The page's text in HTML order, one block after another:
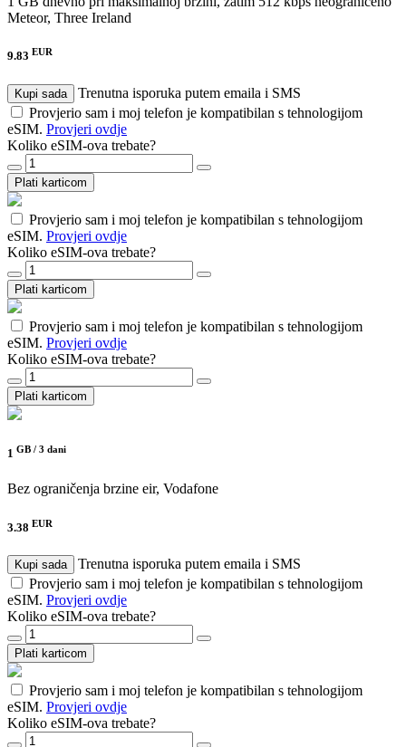
Meteor, Three Ireland
9.83 EUR
Kupi sada
Trenutna isporuka putem emaila i SMS
Provjerio sam i moj telefon je kompatibilan s tehnologijom
eSIM. Provjeri ovdje
Koliko eSIM-ova trebate?
Plati karticom
Provjerio sam i moj telefon je kompatibilan s tehnologijom
eSIM. Provjeri ovdje
Koliko eSIM-ova trebate?
Plati karticom
Provjerio sam i moj telefon je kompatibilan s tehnologijom
eSIM. Provjeri ovdje
Koliko eSIM-ova trebate?
Plati karticom
1 GB / 3 dani
Bez ograničenja brzine eir, Vodafone
3.38 EUR
Kupi sada
Trenutna isporuka putem emaila i SMS
Provjerio sam i moj telefon je kompatibilan s tehnologijom
eSIM. Provjeri ovdje
Koliko eSIM-ova trebate?
Plati karticom
Provjerio sam i moj telefon je kompatibilan s tehnologijom
eSIM. Provjeri ovdje
Koliko eSIM-ova trebate?